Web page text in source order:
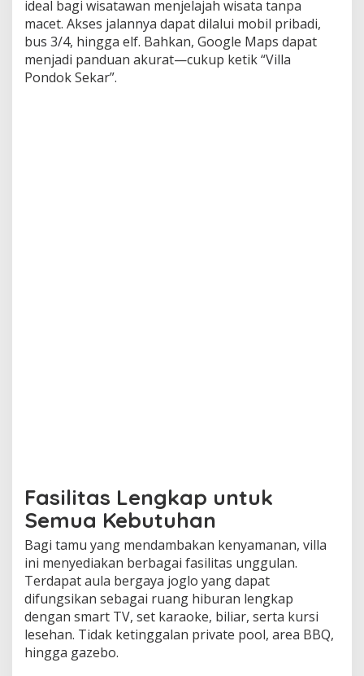
ideal bagi wisatawan menjelajah wisata tanpa
macet. Akses jalannya dapat dilalui mobil pribadi,
bus 3/4, hingga elf. Bahkan, Google Maps dapat
menjadi panduan akurat—cukup ketik “Villa
Pondok Sekar”.
Fasilitas Lengkap untuk
Semua Kebutuhan
Bagi tamu yang mendambakan kenyamanan, villa
ini menyediakan berbagai fasilitas unggulan.
Terdapat aula bergaya joglo yang dapat
difungsikan sebagai ruang hiburan lengkap
dengan smart TV, set karaoke, biliar, serta kursi
lesehan. Tidak ketinggalan private pool, area BBQ,
hingga gazebo.